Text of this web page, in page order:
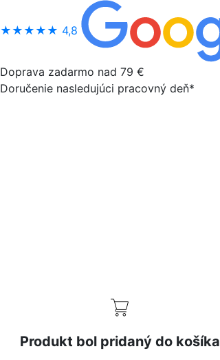
★★★★★ 4,8
Doprava zadarmo nad 79 €
Doručenie nasledujúci pracovný deň*
Produkt bol pridaný do košíka